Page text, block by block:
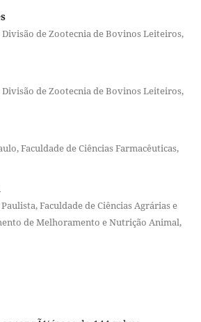
de Zootecnia de Bovinos Leiteiros,
de Zootecnia de Bovinos Leiteiros,
Faculdade de Ciências Farmacêuticas,
Faculdade de Ciências Agrárias e
de Melhoramento e Nutrição Animal,